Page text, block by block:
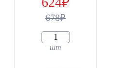
678
шт